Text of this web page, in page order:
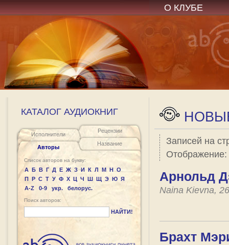
О КЛУБЕ
КАТАЛОГ АУДИОКНИГ
Исполнители
Авторы
Рецензии
Название
Список авторов на букву:
А Б В Г Д Е Ж З И К Л М Н О
П Р С Т У Ф Х Ц Ч Ш Щ Э Ю Я
A-Z
0-9 укр. белорус.
Поиск авторов:
НАЙТИ!
Записей на
Отображение:
Арнольд
Naina Kievna,
Брахт